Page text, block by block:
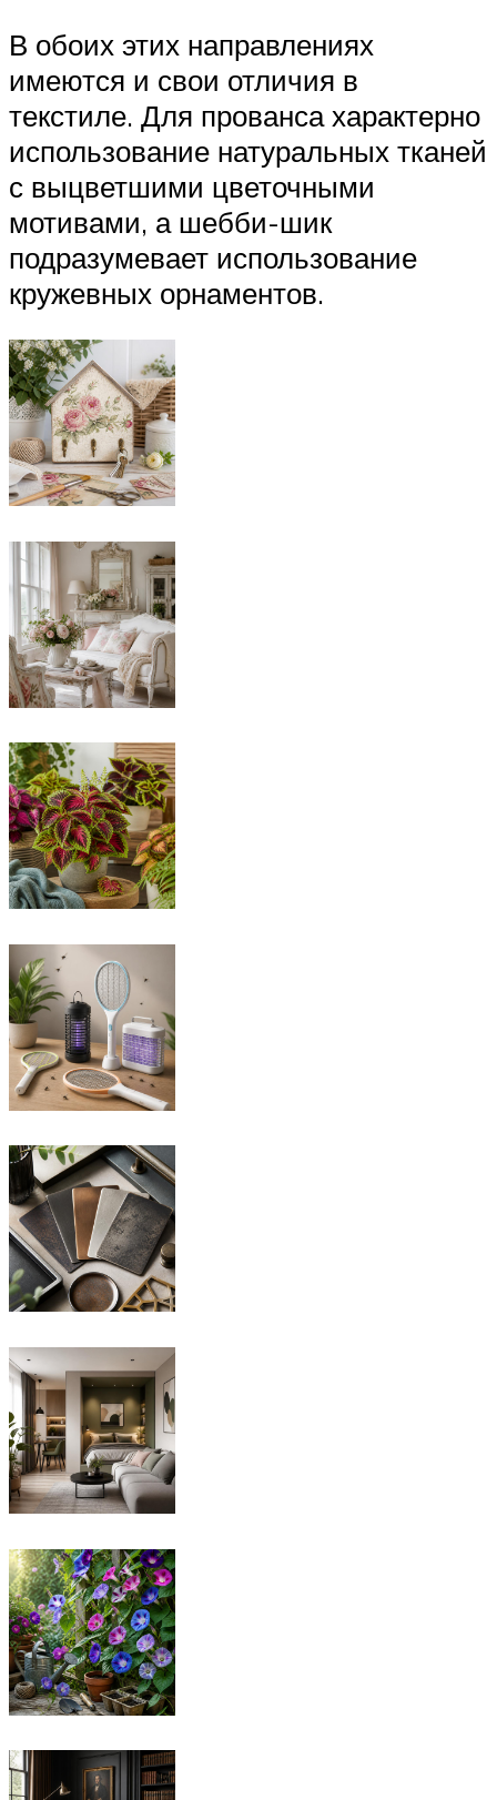
В обоих этих направлениях
имеются и свои отличия в
текстиле. Для прованса характерно
использование натуральных тканей
с выцветшими цветочными
мотивами, а шебби-шик
подразумевает использование
кружевных орнаментов.